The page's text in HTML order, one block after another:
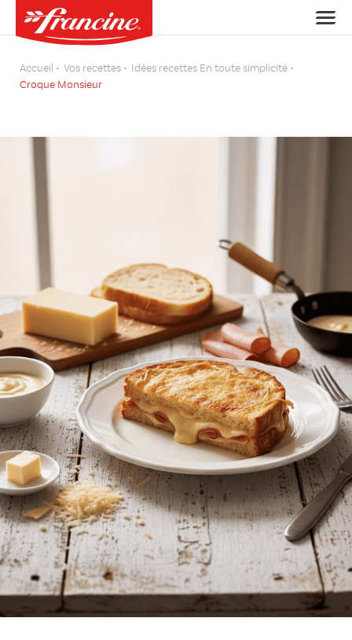
Accueil Vos recettes
Idées recettes En toute simplicité
Croque Monsieur